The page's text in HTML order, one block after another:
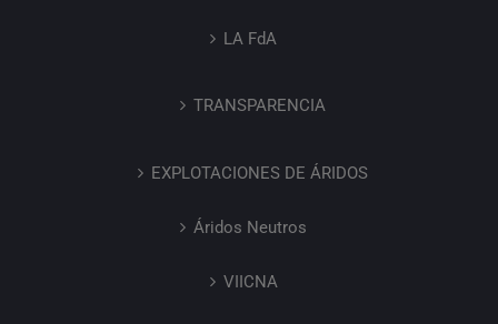
LA FdA
TRANSPARENCIA
EXPLOTACIONES DE ÁRIDOS
Áridos Neutros
VIICNA